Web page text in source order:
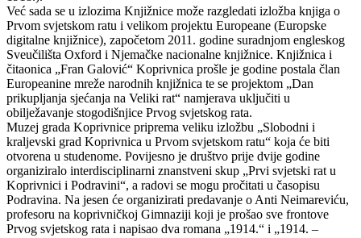
Već sada se u izlozima Knjižnice može razgledati izložba knjiga o
Prvom svjetskom ratu i velikom projektu Europeane (Europske
digitalne knjižnice), započetom 2011. godine suradnjom engleskog
Sveučilišta Oxford i Njemačke nacionalne knjižnice. Knjižnica i
čitaonica „Fran Galović“ Koprivnica prošle je godine postala član
Europeanine mreže narodnih knjižnica te se projektom „Dan
prikupljanja sjećanja na Veliki rat“ namjerava uključiti u
obilježavanje stogodišnjice Prvog svjetskog rata.
Muzej grada Koprivnice priprema veliku izložbu „Slobodni i
kraljevski grad Koprivnica u Prvom svjetskom ratu“ koja će biti
otvorena u studenome. Povijesno je društvo prije dvije godine
organiziralo interdisciplinarni znanstveni skup „Prvi svjetski rat u
Koprivnici i Podravini“, a radovi se mogu pročitati u časopisu
Podravina. Na jesen će organizirati predavanje o Anti Neimareviću,
profesoru na koprivničkoj Gimnaziji koji je prošao sve frontove
Prvog svjetskog rata i napisao dva romana „1914.“ i „1914. –